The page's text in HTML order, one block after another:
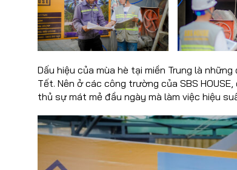
Dấu hiệu của mùa hè tại miền Trung là
Tết. Nên ở các công trường của SBS
thủ sự mát mẻ đầu ngày mà làm việc hiệu